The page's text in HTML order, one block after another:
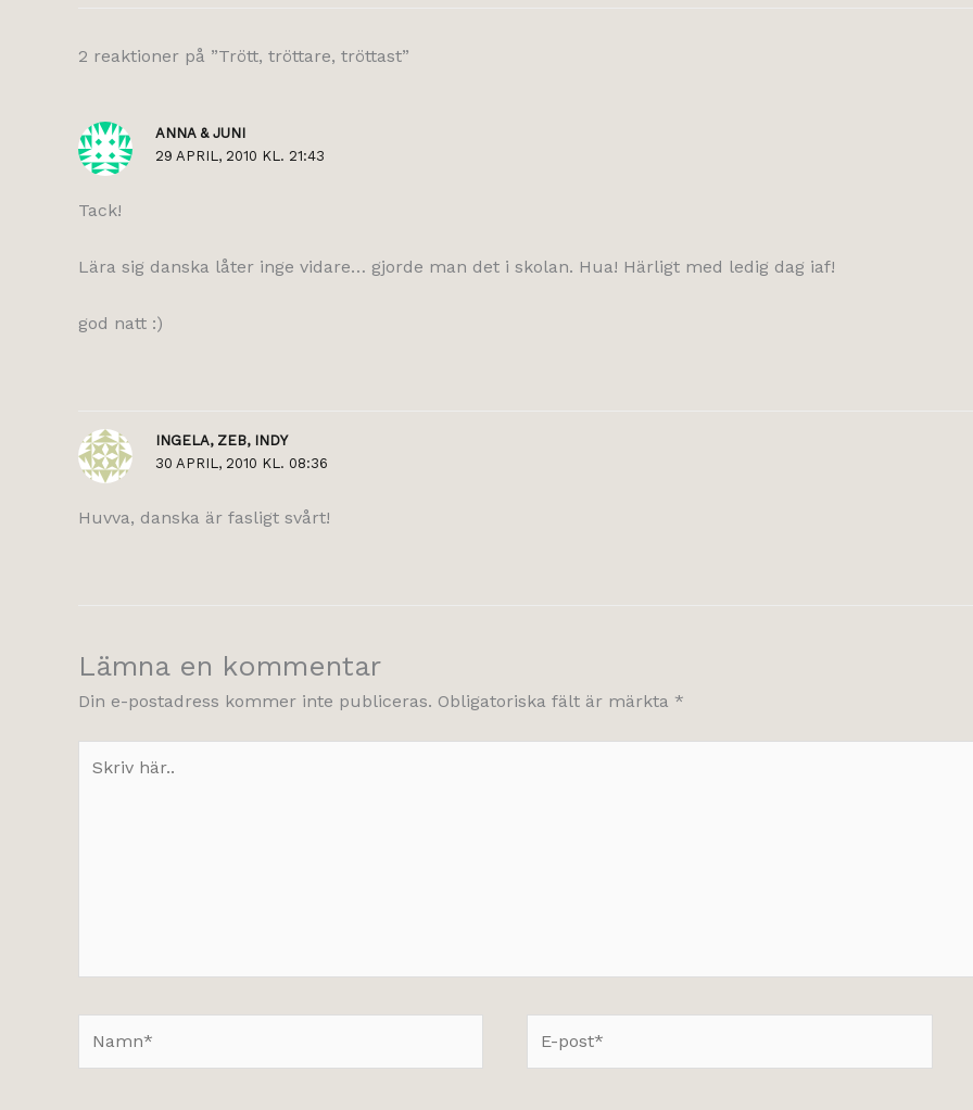
2 reaktioner på ”Trött, tröttare, tröttast”
ANNA & JUNI
29 APRIL, 2010 KL. 21:43
Tack!
Lära sig danska låter inge vidare… gjorde man det i skolan. Hua! Härligt med ledig dag iaf!
god natt :)
INGELA, ZEB, INDY
30 APRIL, 2010 KL. 08:36
Huvva, danska är fasligt svårt!
Lämna en kommentar
Din e-postadress kommer inte publiceras. Obligatoriska fält är märkta *
här..
post*